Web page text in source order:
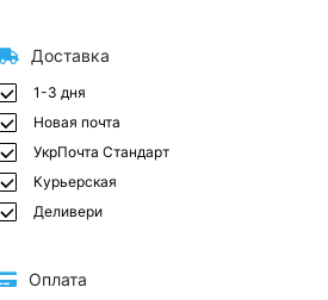
Доставка
1-3 дня
Новая почта
УкрПочта Стандарт
Курьерская
Деливери
Оплата